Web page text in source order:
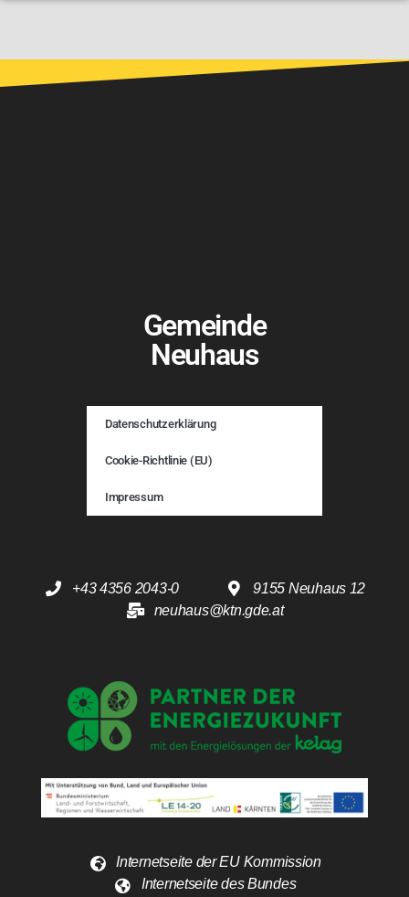
Gemeinde
Neuhaus
Datenschutzerklärung
Cookie-Richtlinie (EU)
Impressum
+43 4356 2043-0
9155 Neuhaus 12
neuhaus@ktn.gde.at
Internetseite der EU Kommission
Internetseite des Bundes